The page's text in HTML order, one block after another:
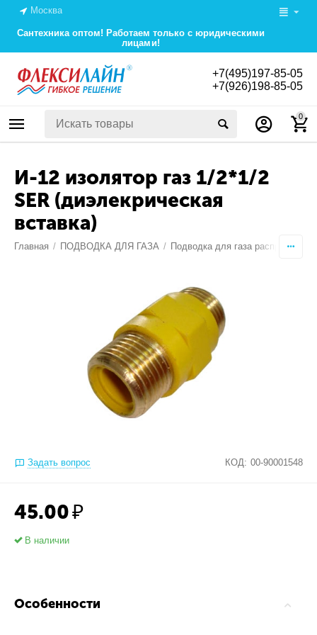
Москва
Сантехника оптом! Работаем только с юридическими
лицами!
+7(495)197-85-05
+7(926)198-85-05
0
И-12 изолятор газ 1/2*1/2
SER (диэлекрическая
вставка)
Главная / ПОДВОДКА ДЛЯ ГАЗА / Подводка для газа распродажа
Задать вопрос КОД: 00-90001548
45.00₽
В наличии
Особенности